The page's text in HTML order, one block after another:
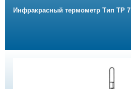
Инфракрасный термометр Тип ТР 7